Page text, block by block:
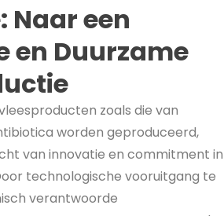
Naar een
en Duurzame
zoals die van
worden geproduceerd,
van innovatie en commitment in
technologische vooruitgang te
verantwoorde